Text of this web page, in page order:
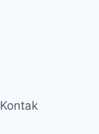
Kontak